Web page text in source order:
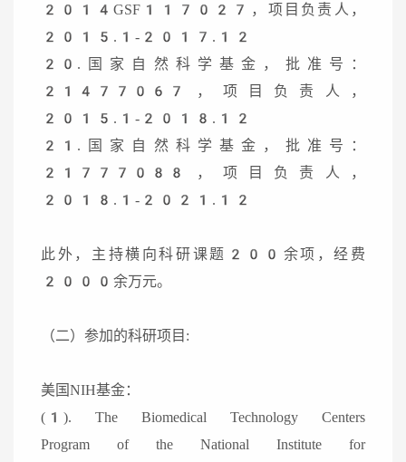
2014GSF117027，项目负责人，
2015.1-2017.12
20.国家自然科学基金，批准号：
21477067，项目负责人，
2015.1-2018.12
21.国家自然科学基金，批准号：
21777088，项目负责人，
2018.1-2021.12
此外，主持横向科研课题200余项，经费
2000余万元。
（二）参加的科研项目:
美国NIH基金：
(1). The Biomedical Technology Centers
Program of the National Institute for